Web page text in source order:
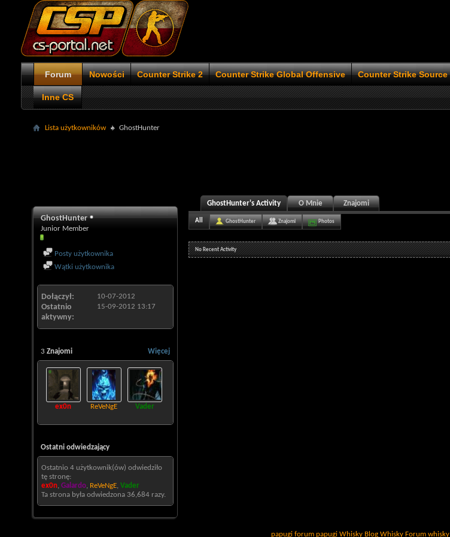
Forum Nowości Counter Strike 2 Counter Strike Global Offensive Counter Strike Source
Inne CS
Lista użytkowników GhostHunter
GhostHunter
Junior Member
Posty użytkownika
Wątki użytkownika
Dołączył 10-07-2012
Ostatnio
aktywny
15-09-2012 13:17
Więcej
3 Znajomi
ex0n ReVeNgE Vader
Ostatni odwiedzający
Ostatnio 4 użytkownik(ów) odwiedziło
tę stronę:
ex0n, Galardo, ReVeNgE, Vader
Ta strona była odwiedzona 36,684 razy.
GhostHunter's Activity O Mnie Znajomi
All GhostHunter Znajomi Photos
No Recent Activity
papugi forum papugi Whisky Blog Whisky Forum whisky